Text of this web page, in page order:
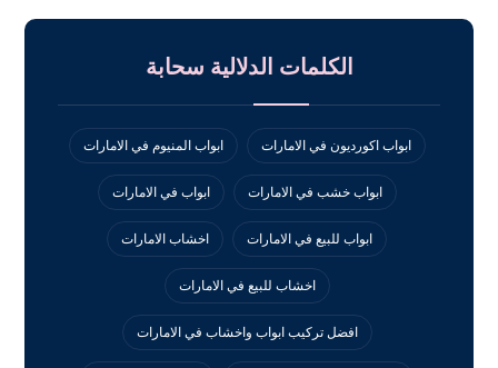
الكلمات الدلالية سحابة
ابواب اكورديون في الامارات ابواب المنيوم في الامارات
ابواب خشب في الامارات ابواب في الامارات
ابواب للبيع في الامارات اخشاب الامارات
اخشاب للبيع في الامارات
افضل تركيب ابواب واخشاب في الامارات